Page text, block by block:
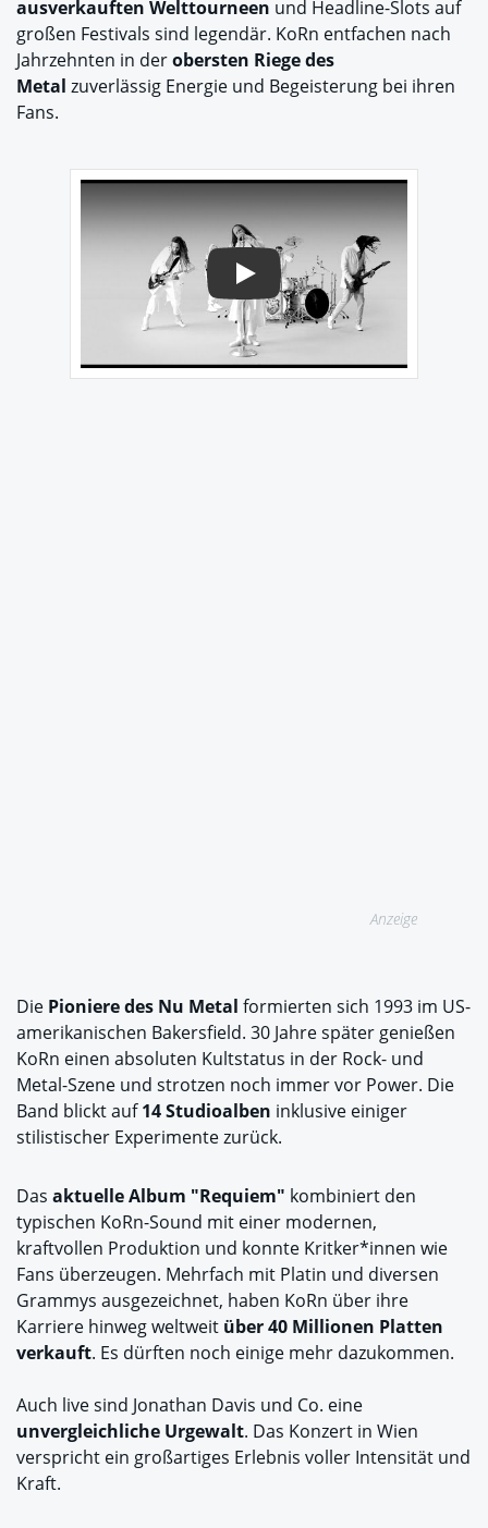
ausverkauften Welttourneen und Headline-Slots auf
großen Festivals sind legendär. KoRn entfachen nach
Jahrzehnten in derobersten Riege des
Metal zuverlässig Energie und Begeisterung bei ihren
Fans.
Play
Anzeige
Die Pioniere des Nu Metal formierten sich 1993 im US-
amerikanischen Bakersfield. 30 Jahre später genießen
KoRn einen absoluten Kultstatus in der Rock- und
Metal-Szene und strotzen noch immer vor Power. Die
Band blickt auf14 Studioalben inklusive einiger
stilistischer Experimente zurück.
Das aktuelle Album "Requiem" kombiniert den
typischen KoRn-Sound mit einer modernen,
kraftvollen Produktion und konnte Kritker*innen wie
Fans überzeugen. Mehrfach mit Platin und diversen
Grammys ausgezeichnet, haben KoRn über ihre
Karriere hinweg weltweit über 40 Millionen Platten
verkauft. Es dürften noch einige mehr dazukommen.
Auch live sind Jonathan Davis und Co. eine
unvergleichliche Urgewalt. Das Konzert in Wien
verspricht ein großartiges Erlebnis voller Intensität und
Kraft.